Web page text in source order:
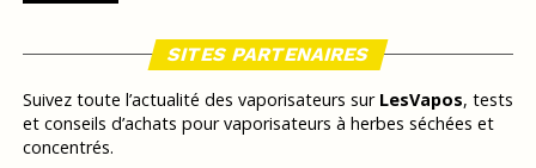
SITES PARTENAIRES
Suivez toute l’actualité des vaporisateurs sur LesVapos, tests
et conseils d’achats pour vaporisateurs à herbes séchées et
concentrés.